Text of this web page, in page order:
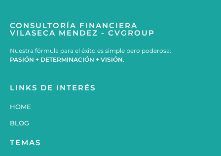
CONSULTORÍA FINANCIERA
VILASECA MENDEZ - CVGROUP
Nuestra fórmula para el éxito es simple pero poderosa:
PASIÓN + DETERMINACIÓN + VISIÓN.
LINKS DE INTERÉS
HOME
BLOG
TEMAS